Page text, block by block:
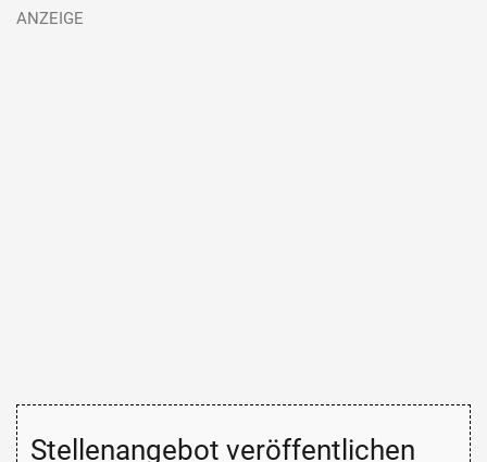
Stellenangebot veröffentlichen